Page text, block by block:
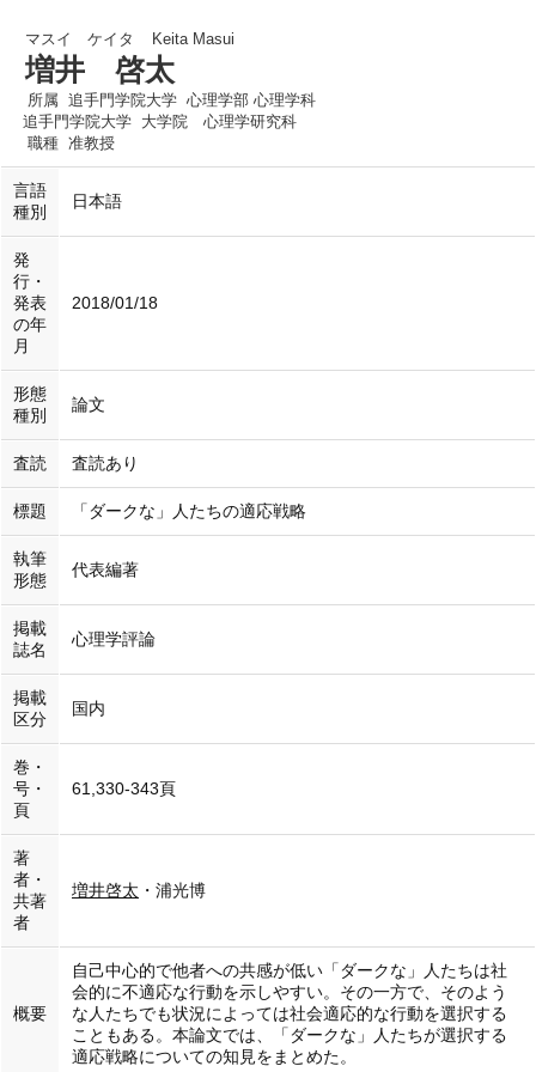
マスイ ケイタ Keita Masui
増井 啓太
所属 追手門学院大学 心理学部 心理学科
追手門学院大学 大学院 心理学研究科
職種 准教授
言語
種別
日本語
発
行・
発表
の年
月
2018/01/18
形態
種別
論文
査読 査読あり
標題 「ダークな」人たちの適応戦略
執筆
形態
代表編著
掲載
誌名
心理学評論
掲載
区分
国内
巻・
号・
頁
61,330-343頁
著
者・
共著
者
増井啓太 ・浦光博
概要
自己中心的で他者への共感が低い「ダークな」人たちは社
会的に不適応な行動を示しやすい。その一方で、そのよう
な人たちでも状況によっては社会適応的な行動を選択する
こともある。本論文では、「ダークな」人たちが選択する
適応戦略についての知見をまとめた。